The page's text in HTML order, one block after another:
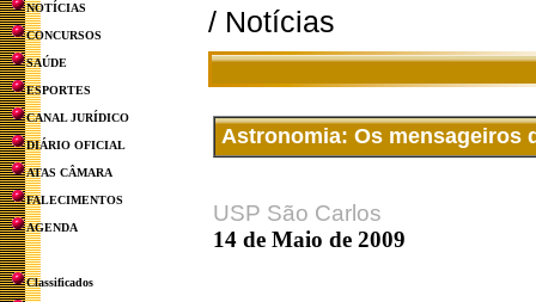
NOTÍCIAS
CONCURSOS
SAÚDE
ESPORTES
CANAL JURÍDICO
DIÁRIO OFICIAL
ATAS CÂMARA
FALECIMENTOS
AGENDA
Classificados
/ Notícias
Astronomia: Os mensageiros
USP São Carlos
14 de Maio de 2009